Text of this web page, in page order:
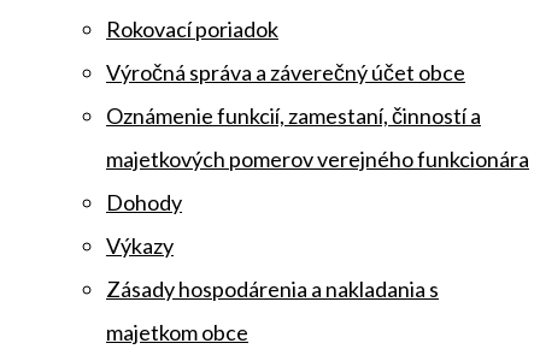
Rokovací poriadok
Výročná správa a záverečný účet obce
Oznámenie funkcií, zamestaní, činností a
majetkových pomerov verejného funkcionára
Dohody
Výkazy
Zásady hospodárenia a nakladania s
majetkom obce